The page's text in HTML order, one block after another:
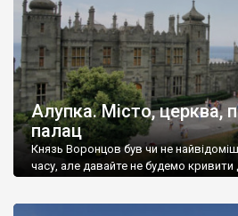
Алупка. Місто, церква,
палац
Князь Воронцов був чи не
часу, але давайте не будемо